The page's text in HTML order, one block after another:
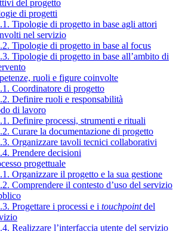
del progetto
di progetti
Tipologie di progetto in base agli attori
nel servizio
Tipologie di progetto in base al focus
Tipologie di progetto in base all’ambito di
ruoli e figure coinvolte
Coordinatore di progetto
Definire ruoli e responsabilità
di lavoro
Definire processi, strumenti e rituali
Curare la documentazione di progetto
Organizzare tavoli tecnici collaborativi
Prendere decisioni
progettuale
Organizzare il progetto e la sua gestione
Comprendere il contesto d’uso del servizio
Progettare i processi e i touchpointdel
Realizzare l’interfaccia utente del servizio